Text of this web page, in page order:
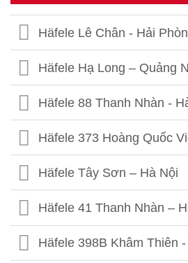
Häfele Lê Chân - Hải
Häfele Hạ Long – Quảng
Häfele 88 Thanh Nhàn -
Häfele 373 Hoàng Quốc
Häfele Tây Sơn – Hà Nội
Häfele 41 Thanh Nhàn –
Häfele 398B Khâm Thiên